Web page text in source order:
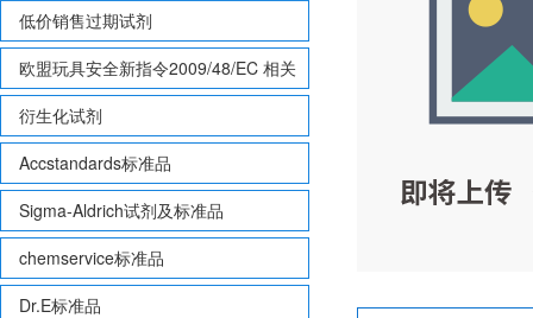
低价销售过期试剂
欧盟玩具安全新指令2009/48/EC 相关
致敏性香味剂标准品
衍生化试剂
Accstandards标准品
Sigma-Aldrich试剂及标准品
chemservice标准品
Dr.E标准品